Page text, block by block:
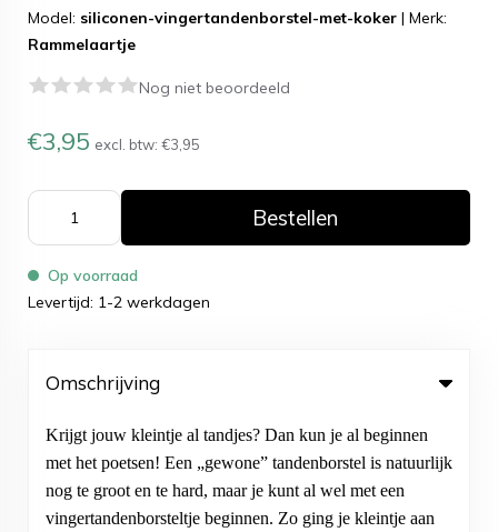
Model: siliconen-vingertandenborstel-met-koker | Merk:
Rammelaartje
Nog niet beoordeeld
€3,95 excl. btw: €3,95
Bestellen
Op voorraad
Levertijd: 1-2 werkdagen
Omschrijving
Krijgt jouw kleintje al tandjes? Dan kun je al beginnen
met het poetsen! Een „gewone” tandenborstel is natuurlijk
nog te groot en te hard, maar je kunt al wel met een
vingertandenborsteltje beginnen. Zo ging je kleintje aan